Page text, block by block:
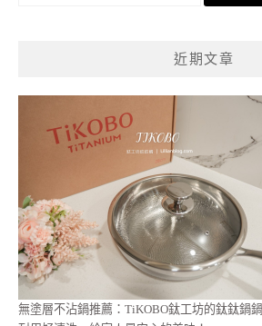
近期文章
無塗層不沾鍋推薦：TiKOBO鈦工坊的鈦鈦鍋